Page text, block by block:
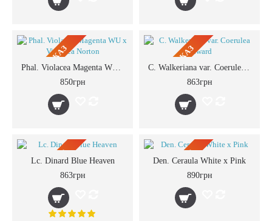
ПРЕДЗАКАЗ
Phal. Violacea Magenta WU x Violacea Norton
850грн
ПРЕДЗАКАЗ
C. Walkeriana var. Coerulea Edward
863грн
ПРЕДЗАКАЗ
Lc. Dinard Blue Heaven
863грн
ПРЕДЗАКАЗ
Den. Ceraula White x Pink
890грн